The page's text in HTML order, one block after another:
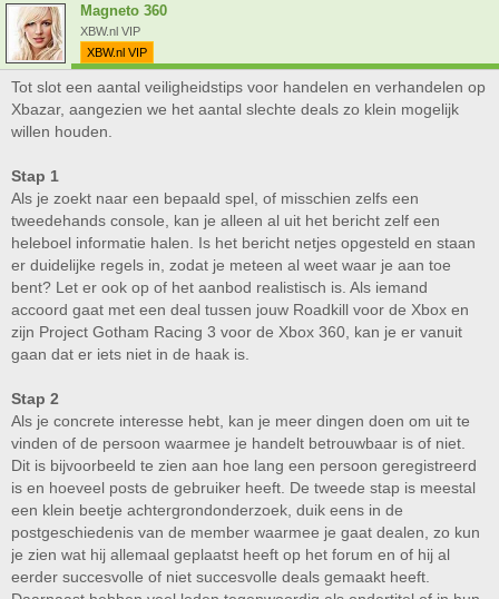
Magneto 360
XBW.nl VIP
XBW.nl VIP
Tot slot een aantal veiligheidstips voor handelen en verhandelen op
Xbazar, aangezien we het aantal slechte deals zo klein mogelijk
willen houden.
Stap 1
Als je zoekt naar een bepaald spel, of misschien zelfs een
tweedehands console, kan je alleen al uit het bericht zelf een
heleboel informatie halen. Is het bericht netjes opgesteld en staan
er duidelijke regels in, zodat je meteen al weet waar je aan toe
bent? Let er ook op of het aanbod realistisch is. Als iemand
accoord gaat met een deal tussen jouw Roadkill voor de Xbox en
zijn Project Gotham Racing 3 voor de Xbox 360, kan je er vanuit
gaan dat er iets niet in de haak is.
Stap 2
Als je concrete interesse hebt, kan je meer dingen doen om uit te
vinden of de persoon waarmee je handelt betrouwbaar is of niet.
Dit is bijvoorbeeld te zien aan hoe lang een persoon geregistreerd
is en hoeveel posts de gebruiker heeft. De tweede stap is meestal
een klein beetje achtergrondonderzoek, duik eens in de
postgeschiedenis van de member waarmee je gaat dealen, zo kun
je zien wat hij allemaal geplaatst heeft op het forum en of hij al
eerder succesvolle of niet succesvolle deals gemaakt heeft.